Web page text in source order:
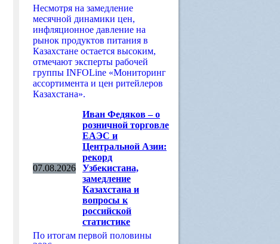
Несмотря на замедление
месячной динамики цен,
инфляционное давление на
рынок продуктов питания в
Казахстане остается высоким,
отмечают эксперты рабочей
группы INFOLine «Мониторинг
ассортимента и цен ритейлеров
Казахстана».
07.08.2026
Иван Федяков – о
розничной торговле
ЕАЭС и
Центральной Азии:
рекорд
Узбекистана,
замедление
Казахстана и
вопросы к
российской
статистике
По итогам первой половины